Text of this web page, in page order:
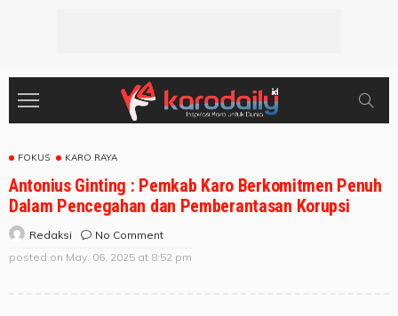
FOKUS KARO RAYA
Antonius Ginting : Pemkab Karo Berkomitmen Penuh
Dalam Pencegahan dan Pemberantasan Korupsi
Redaksi
No Comment
posted on May. 06, 2025 at 8:52 pm